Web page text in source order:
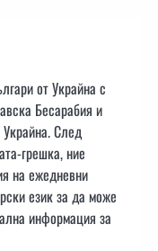
от Украйна с
Бесарабия и
Украйна. След
грешка, ние
на ежедневни
език за да може
информация за